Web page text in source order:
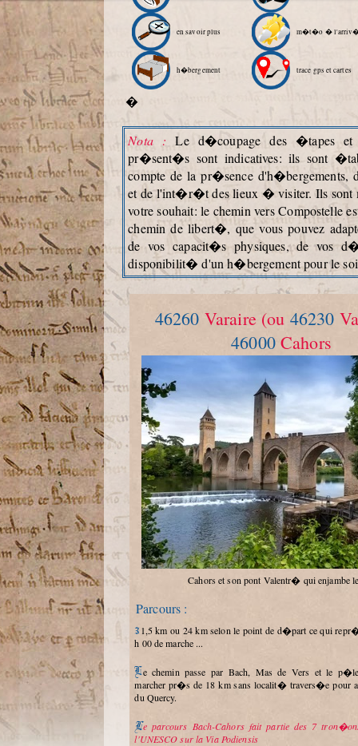
en savoir plus m�t�o �
h�bergement trace gps et cartes
�
Nota : Le d�coupage des �tapes et
pr�sent�s sont indicatives: ils sont
compte de la pr�sence d'h�bergements,
et de l'int�r�t des lieux � visiter. Ils sont
votre souhait: le chemin vers Compostelle
chemin de libert�, que vous pouvez
de vos capacit�s physiques, de vos
disponibilit� d'un h�bergement pour le
Cahors et son pont Valentr� qui enjambe
46260 Varaire (ou 46230
46000Cahors
Parcours :
31,5 km ou 24 km selon le point de d�part ce qui repr�sente 8 h 00 ou 6
h 00 de marche ...
Le chemin passe par Bach, Mas de Vers et le p�lerin devra ensuite
marcher pr�s de 18 km sans localit� travers�e pour
du Quercy.
Le parcours Bach-Cahors fait partie des 7 tron�ons� class�s par
l'UNESCO sur la Via Podiensis